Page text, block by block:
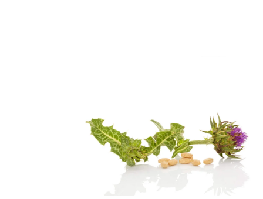
particolari problemi dato che non
sono note interazioni con letrozolo.
Un integratore a base di…